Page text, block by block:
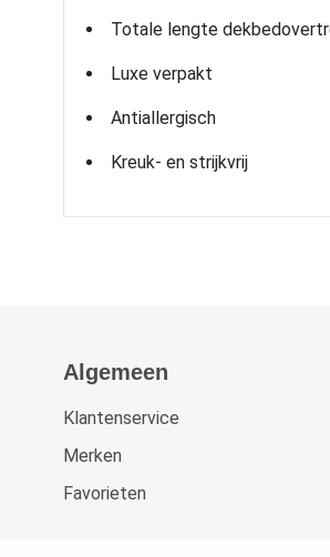
Totale lengte
Luxe verpakt
Antiallergisch
Kreuk- en strijkvrij
Algemeen
Klantenservice
Merken
Favorieten